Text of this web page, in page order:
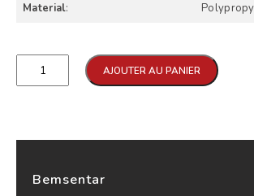
Material:
AJOUTER AU PANIER
Bemsentar